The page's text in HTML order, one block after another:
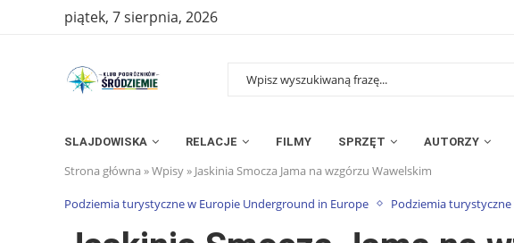
piątek, 7 sierpnia, 2026
SLAJDOWISKA RELACJE FILMY SPRZĘT AUTORZY
Strona główna »Wpisy» Jaskinia Smocza Jama na wzgórzu Wawelskim
Podziemia turystyczne w Europie Underground in Europe Podziemia turystyczne